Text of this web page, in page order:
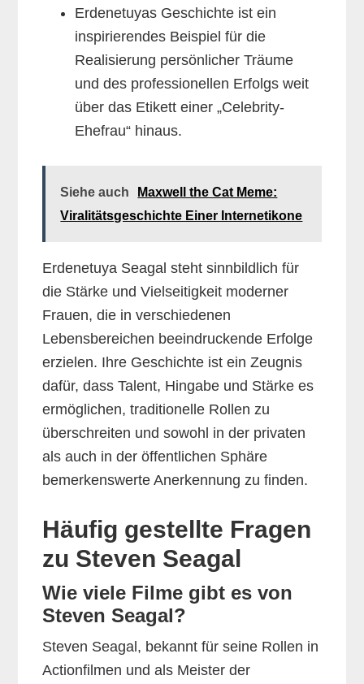
Erdenetuyas Geschichte ist ein
inspirierendes Beispiel für die
Realisierung persönlicher Träume
und des professionellen Erfolgs weit
über das Etikett einer „Celebrity-
Ehefrau“ hinaus.
Siehe auch
Maxwell the Cat Meme:
Viralitätsgeschichte Einer Internetikone
Erdenetuya Seagal steht sinnbildlich für
die Stärke und Vielseitigkeit moderner
Frauen, die in verschiedenen
Lebensbereichen beeindruckende Erfolge
erzielen. Ihre Geschichte ist ein Zeugnis
dafür, dass Talent, Hingabe und Stärke es
ermöglichen, traditionelle Rollen zu
überschreiten und sowohl in der privaten
als auch in der öffentlichen Sphäre
bemerkenswerte Anerkennung zu finden.
Häufig gestellte Fragen
zu Steven Seagal
Wie viele Filme gibt es von
Steven Seagal?
Steven Seagal, bekannt für seine Rollen in
Actionfilmen und als Meister der